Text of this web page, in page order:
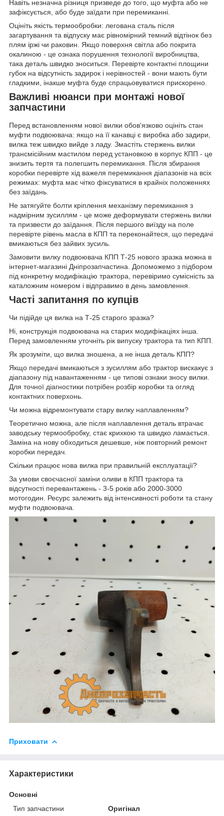
Навіть незначна різниця призведе до того, що муфта або не
зафіксується, або буде заїдати при перемиканні.
Оцініть якість термообробки: легована сталь після
загартування та відпуску має рівномірний темний відтінок без
плям іржі чи раковин. Якщо поверхня світла або покрита
окалиною - це ознака порушення технології виробництва,
така деталь швидко зноситься. Перевірте контактні площини
губок на відсутність задирок і нерівностей - вони мають бути
гладкими, інакше муфта буде спрацьовуватися прискорено.
Важливі нюанси при монтажі нової
запчастини
Перед встановленням нової вилки обов'язково оцініть стан
муфти подвоювача: якщо на її канавці є виробка або задири,
вилка теж швидко вийде з ладу. Змастіть стержень вилки
трансмісійним мастилом перед установкою в корпус КПП - це
знизить тертя та полегшить перемикання. Після збирання
коробки перевірте хід важеля перемикання діапазонів на всіх
режимах: муфта має чітко фіксуватися в крайніх положеннях
без заїдань.
Не затягуйте болти кріплення механізму перемикання з
надмірним зусиллям - це може деформувати стержень вилки
та призвести до заїдання. Після першого виїзду на поле
перевірте рівень масла в КПП та переконайтеся, що передачі
вмикаються без зайвих зусиль.
Замовити вилку подвоювача КПП Т-25 нового зразка можна в
інтернет-магазині Дніпрозапчастина. Допоможемо з підбором
під конкретну модифікацію трактора, перевіримо сумісність за
каталожним номером і відправимо в день замовлення.
Часті запитання по купців
Чи підійде ця вилка на Т-25 старого зразка?
Ні, конструкція подвоювача на старих модифікаціях інша.
Перед замовленням уточніть рік випуску трактора та тип КПП.
Як зрозуміти, що вилка зношена, а не інша деталь КПП?
Якщо передачі вмикаються з зусиллям або трактор вискакує з
діапазону під навантаженням - це типові ознаки зносу вилки.
Для точної діагностики потрібен розбір коробки та огляд
контактних поверхонь.
Чи можна відремонтувати стару вилку наплавленням?
Теоретично можна, але після наплавлення деталь втрачає
заводську термообробку, стає крихкою та швидко ламається.
Заміна на нову обходиться дешевше, ніж повторний ремонт
коробки передач.
Скільки працює нова вилка при правильній експлуатації?
За умови своєчасної заміни оливи в КПП трактора та
відсутності перевантажень - 3-5 років або 2000-3000
мотогодин. Ресурс залежить від інтенсивності роботи та стану
муфти подвоювача.
Приховати
Характеристики
Основні
Тип запчастини
Оригінал